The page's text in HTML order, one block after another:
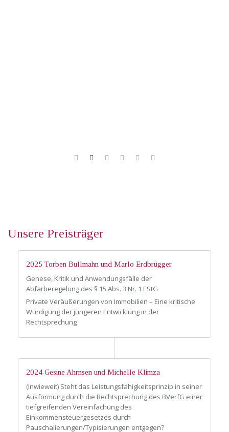
Unsere Preisträger
2025 Torben Bullmahn und Marlo Erdbrügger
Genese, Kritik und Anwendungsfälle der
Abfärberegelung des § 15 Abs. 3 Nr. 1 EStG
Private Veräußerungen von Immobilien – Eine kritische
Würdigung der jüngeren Entwicklung in der
Rechtsprechung
2024 Gesine Ahrnsen und Michelle Klimza
(Inwieweit) Steht das Leistungsfähigkeitsprinzip in seiner
Ausformung durch die Rechtsprechung des BVerfG einer
tiefgreifenden Vereinfachung des
Einkommensteuergesetzes durch
Pauschalierungen/Typisierungen entgegen?